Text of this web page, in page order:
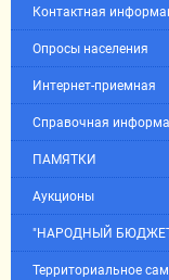
Контактная
Опросы населения
Интернет-приемная
Справочная
ПАМЯТКИ
Аукционы
"НАРОДНЫЙ
Территориальное